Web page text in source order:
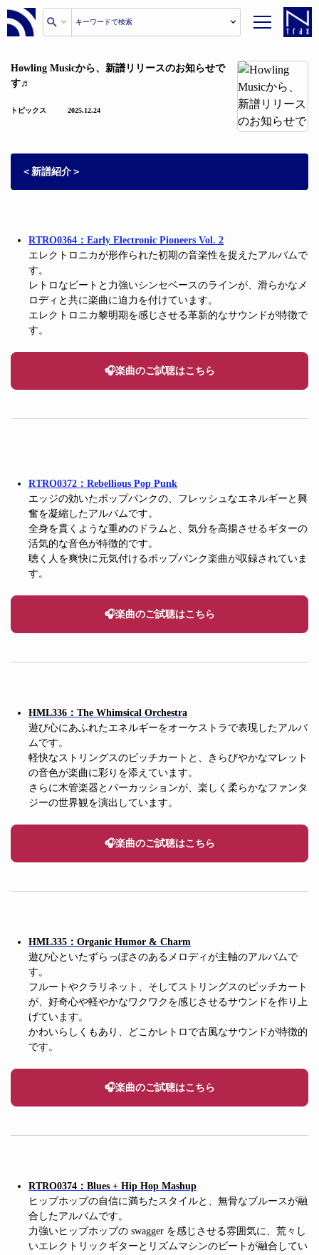
Howling Musicから、新譜リリースのお知らせで
す♬
トピックス 2025.12.24
＜新譜紹介＞
RTRO0364：Early Electronic Pioneers Vol. 2
エレクトロニカが形作られた初期の音楽性を捉えたアルバムで
す。
レトロなビートと力強いシンセベースのラインが、滑らかなメ
ロディと共に楽曲に迫力を付けています。
エレクトロニカ黎明期を感じさせる革新的なサウンドが特徴で
す。
🎧楽曲のご試聴はこちら
RTRO0372：Rebellious Pop Punk
エッジの効いたポップパンクの、フレッシュなエネルギーと興
奮を凝縮したアルバムです。
全身を貫くような重めのドラムと、気分を高揚させるギターの
活気的な音色が特徴的です。
聴く人を爽快に元気付けるポップパンク楽曲が収録されていま
す。
🎧楽曲のご試聴はこちら
HML336：The Whimsical Orchestra
遊び心にあふれたエネルギーをオーケストラで表現したアルバ
ムです。
軽快なストリングスのピッチカートと、きらびやかなマレット
の音色が楽曲に彩りを添えています。
さらに木管楽器とパーカッションが、楽しく柔らかなファンタ
ジーの世界観を演出しています。
🎧楽曲のご試聴はこちら
HML335：Organic Humor & Charm
遊び心といたずらっぽさのあるメロディが主軸のアルバムで
す。
フルートやクラリネット、そしてストリングスのピッチカート
が、好奇心や軽やかなワクワクを感じさせるサウンドを作り上
げています。
かわいらしくもあり、どこかレトロで古風なサウンドが特徴的
です。
🎧楽曲のご試聴はこちら
RTRO0374：Blues + Hip Hop Mashup
ヒップホップの自信に満ちたスタイルと、無骨なブルースが融
合したアルバムです。
力強いヒップホップの swagger を感じさせる雰囲気に、荒々し
いエレクトリックギターとリズムマシンのビートが融合してい